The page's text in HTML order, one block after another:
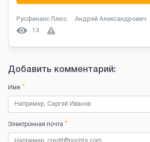
Русфинанс Плюс Андрей Александрович
13
Добавить комментарий:
Имя *
Электронная почта *